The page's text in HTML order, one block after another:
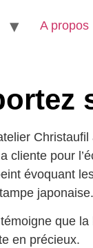
A
cliente pour
évoquant
japonaise.
que
en précieux.